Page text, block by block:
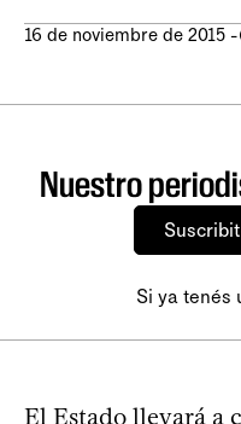
16 de noviembre de 2015 -
Nuestro
Si ya tenés
El Estado llevará a